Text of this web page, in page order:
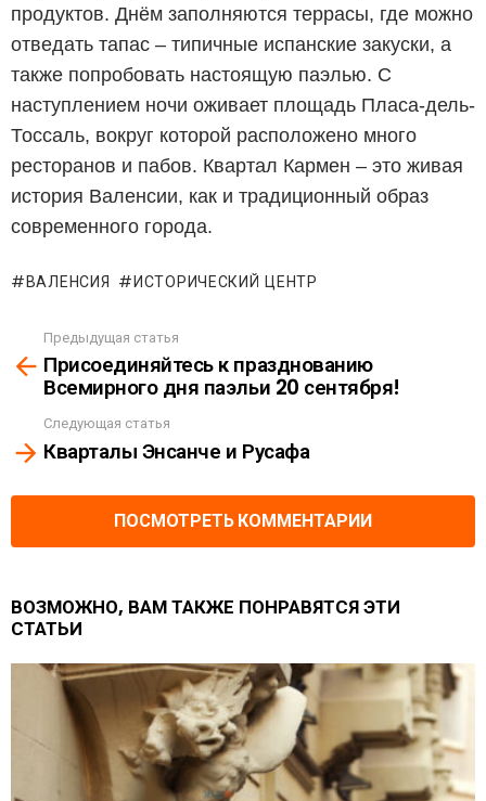
продуктов. Днём заполняются террасы, где можно
отведать тапас – типичные испанские закуски, а
также попробовать настоящую паэлью. С
наступлением ночи оживает площадь Пласа-дель-
Тоссаль, вокруг которой расположено много
ресторанов и пабов. Квартал Кармен – это живая
история Валенсии, как и традиционный образ
современного города.
ВАЛЕНСИЯ ИСТОРИЧЕСКИЙ ЦЕНТР
See
more
Предыдущая статья
Присоединяйтесь к празднованию
Всемирного дня паэльи 20 сентября!
Следующая статья
Кварталы Энсанче и Русафа
ПОСМОТРЕТЬ КОММЕНТАРИИ
ВОЗМОЖНО, ВАМ ТАКЖЕ ПОНРАВЯТСЯ ЭТИ
СТАТЬИ